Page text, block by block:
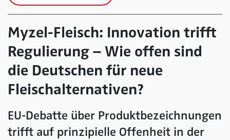
Myzel-Fleisch: Innovation trifft
Regulierung – Wie offen sind
die Deutschen für neue
Fleischalternativen?
EU-Debatte über Produktbezeichnungen
trifft auf prinzipielle Offenheit in der